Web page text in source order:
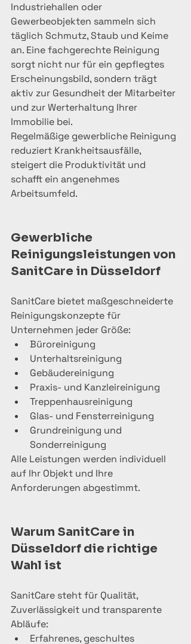
Industriehallen oder
Gewerbeobjekten sammeln sich
täglich Schmutz, Staub und Keime
an. Eine fachgerechte Reinigung
sorgt nicht nur für ein gepflegtes
Erscheinungsbild, sondern trägt
aktiv zur Gesundheit der Mitarbeiter
und zur Werterhaltung Ihrer
Immobilie bei.
Regelmäßige gewerbliche Reinigung
reduziert Krankheitsausfälle,
steigert die Produktivität und
schafft ein angenehmes
Arbeitsumfeld.
Gewerbliche
Reinigungsleistungen von
SanitCare in Düsseldorf
SanitCare bietet maßgeschneiderte
Reinigungskonzepte für
Unternehmen jeder Größe:
Büroreinigung
Unterhaltsreinigung
Gebäudereinigung
Praxis- und Kanzleireinigung
Treppenhausreinigung
Glas- und Fensterreinigung
Grundreinigung und
Sonderreinigung
Alle Leistungen werden individuell
auf Ihr Objekt und Ihre
Anforderungen abgestimmt.
Warum SanitCare in
Düsseldorf die richtige
Wahl ist
SanitCare steht für Qualität,
Zuverlässigkeit und transparente
Abläufe:
Erfahrenes, geschultes